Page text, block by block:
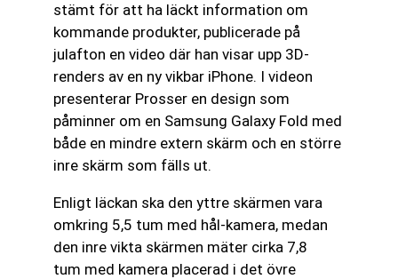
stämt för att ha läckt information om
kommande produkter, publicerade på
julafton en video där han visar upp 3D-
renders av en ny vikbar iPhone. I videon
presenterar Prosser en design som
påminner om en Samsung Galaxy Fold med
både en mindre extern skärm och en större
inre skärm som fälls ut.
Enligt läckan ska den yttre skärmen vara
omkring 5,5 tum med hål-kamera, medan
den inre vikta skärmen mäter cirka 7,8
tum med kamera placerad i det övre